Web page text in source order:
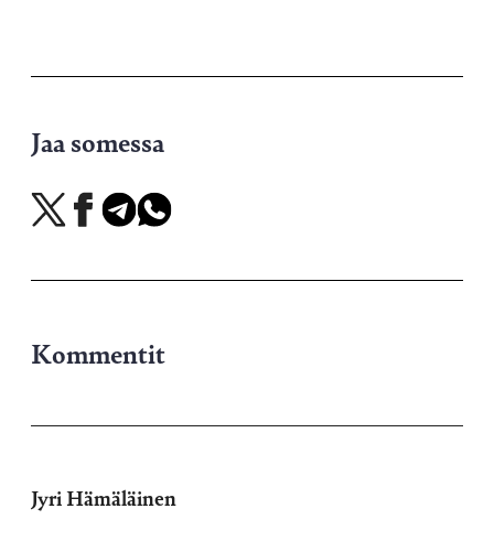
Jaa somessa
Jaa
X-
Jaa
Facebookissa
Jaa
Telegramissa
Jaa
WhatsAppissa
Kommentit
Jyri Hämäläinen